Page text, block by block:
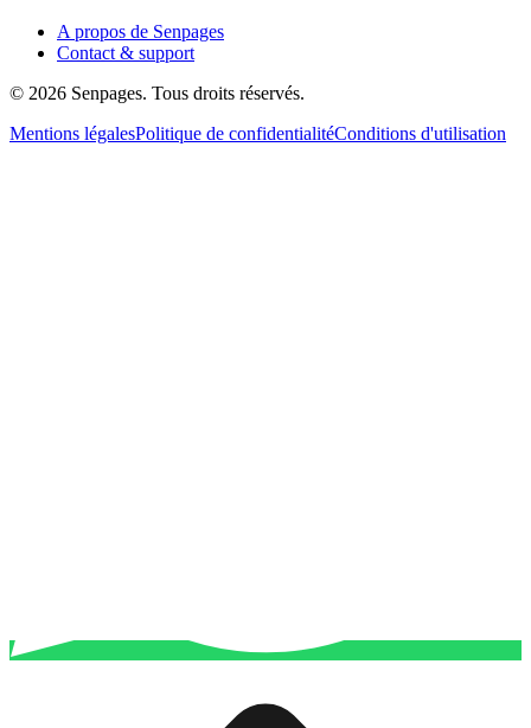
A propos de Senpages
Contact & support
© 2026 Senpages. Tous droits réservés.
Mentions légalesPolitique de confidentialitéConditions d'utilisation